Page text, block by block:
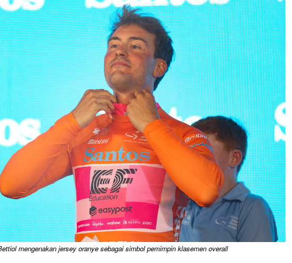
mengenakan jersey oranye sebagai simbol pemimpin klasemen overall